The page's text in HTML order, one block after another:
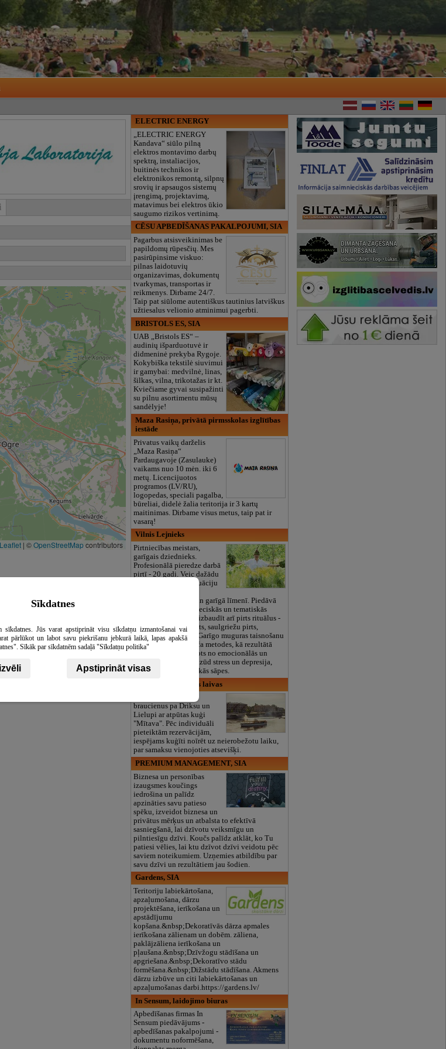
Leaflet | ©OpenStreetMapcontributors
ELECTRIC ENERGY
„ELECTRIC ENERGY
Kandava“ siūlo pilną
elektros montavimo darbų
spektrą, instaliacijos,
buitinės technikos ir
elektronikos remontą, silpnų
srovių ir apsaugos sistemų
įrengimą, projektavimą,
matavimus bei elektros ūkio
saugumo rizikos vertinimą.
CĒSU APBEDĪŠANAS PAKALPOJUMI, SIA
Pagarbus atsisveikinimas be
papildomų rūpesčių. Mes
pasirūpinsime viskuo:
pilnas laidotuvių
organizavimas, dokumentų
tvarkymas, transportas ir
reikmenys. Dirbame 24/7.
Taip pat siūlome autentiškus tautinius latviškus
užtiesalus velionio atminimui pagerbti.
BRISTOLS ES, SIA
UAB „Bristols ES“ –
audinių išparduotuvė ir
didmeninė prekyba Rygoje.
Kokybiška tekstilė siuvimui
ir gamybai: medvilnė, linas,
šilkas, vilna, trikotažas ir kt.
Kviečiame gyvai susipažinti
su pilnu asortimentu mūsų
sandėlyje!
Maza Rasiņa, privātā pirmsskolas izglītības
iestāde
Privatus vaikų darželis
„Maza Rasiņa“
Pardaugavoje (Zasulauke)
vaikams nuo 10 mėn. iki 6
metų. Licencijuotos
programos (LV/RU),
logopedas, speciali pagalba,
būreliai, didelė žalia teritorija ir 3 kartų
maitinimas. Dirbame visus metus, taip pat ir
vasarą!
Vilnis Lejnieks
Pirtniecības meistars,
garīgais dziednieks.
Profesionālā pieredze darbā
pirtī - 20 gadi. Veic dažādu
psihoemocionālu situāciju
procedūrām fiziskā un garīgā līmenī. Piedāvā
relaksējošās, dziednieciskās un tematiskās
pirtsdienas. Piedāvā izbaudīt arī pirts rituālus -
dzimšanas dienas pirts, saulgriežu pirts,
pirtīžas.&nbsp;Veic Garīgo muguras taisnošanu
pēc Pjotra Elkunoviča metodes, kā rezultātā
ķermenis tiek atbrīvots no emocionālās un
fiziskās spriedzes. Pazūd stress un depresija,
emocionālās un fiziskās sāpes.
Mītava, pramoginis laivas
braucienus pa Driksu un
Lielupi ar atpūtas kuģi
"Mītava". Pēc individuāli
pieteiktām rezervācijām,
iespējams kuģīti noīrēt uz neierobežotu laiku,
par samaksu vienojoties atsevišķi.
PREMIUM MANAGEMENT, SIA
Biznesa un personības
izaugsmes koučings
iedrošina un palīdz
apzināties savu patieso
spēku, izveidot biznesa un
privātus mērķus un atbalsta to efektīvā
sasniegšanā, lai dzīvotu veiksmīgu un
pilntiesīgu dzīvi. Koučs palīdz atklāt, ko Tu
patiesi vēlies, lai ktu dzīvot dzīvi veidotu pēc
saviem noteikumiem. Uzņemies atbildību par
savu dzīvi un rezultātiem jau šodien.
Gardens, SIA
Teritoriju labiekārtošana,
apzaļumošana, dārzu
projektēšana, ierīkošana un
apstādījumu
kopšana.&nbsp;Dekoratīvās dārza apmales
ierīkošana zālienam un dobēm. zāliena,
paklājzāliena ierīkošana un
pļaušana.&nbsp;Dzīvžogu stādīšana un
apgriešana.&nbsp;Dekoratīvo stādu
formēšana.&nbsp;Dižstādu stādīšana. Akmens
dārzu izbūve un citi labiekārtošanas un
apzaļumošanas darbi.https://gardens.lv/
In Sensum, laidojimo biuras
Apbedīšanas firmas In
Sensum piedāvājums -
apbedīšanas pakalpojumi -
dokumentu noformēšana,
Sīkdatnes
sīkdatnes. Jūs varat apstiprināt visu sīkdatņu izmantošanai vai
pārlūkot un labot savu piekrišanu jebkurā laikā, lapas apakšā
Sīkāk par sīkdatnēm sadaļā "Sīkdatņu politika"
Apstiprināt visas